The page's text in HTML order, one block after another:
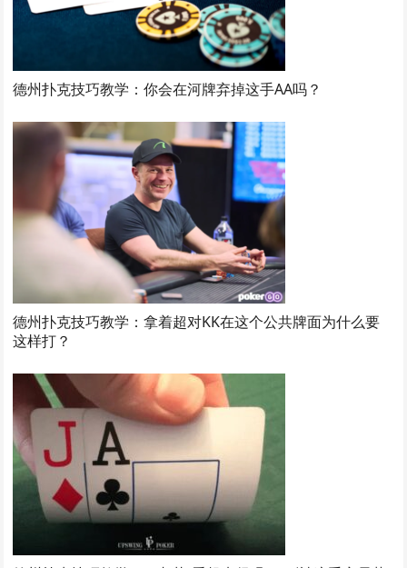
德州扑克技巧教学：你会在河牌弃掉这手AA吗？
德州扑克技巧教学：拿着超对KK在这个公共牌面为什么要
这样打？